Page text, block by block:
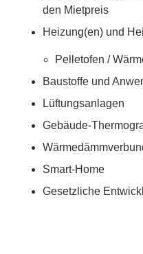
den Mietpreis
Heizung(en) und
Pelletofen /
Baustoffe und
Lüftungsanlagen
Gebäude-
Smart-Home
Gesetzliche